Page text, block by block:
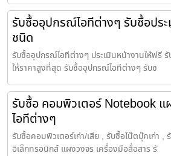
รับซื้ออุปกรณ์ไอทีต่างๆ รับซื้อประ
ชนิด
รับซื้ออุปกรณ์ไอทีต่างๆ ประเมินหน้างานให้ฟรี
ให้ราคาสูงที่สุด รับซื้ออุปกรณ์ไอทีต่างๆ รับซ
รับซื้อ คอมพิวเตอร์ Notebook
ไอทีต่างๆ
รับซื้อคอมพิวเตอร์เก่า/เสีย , รับซื้อโน๊ตบุ๊คเก่า ,
อิเล็กทรอนิกส์ แผงวงจร เครื่องมือสื่อสาร รั